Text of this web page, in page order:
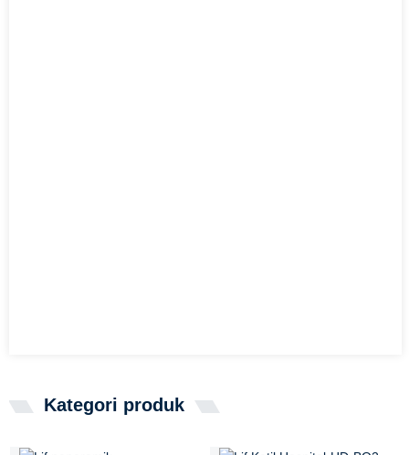
Kategori produk